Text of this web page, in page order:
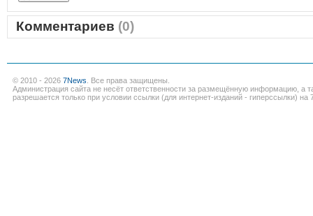
Комментариев (0)
© 2010 - 2026 7News . Все права защищены.
Администрация сайта не несёт ответственности за размещённую информацию, а
разрешается только при условии ссылки (для интернет-изданий - гиперссылки) на